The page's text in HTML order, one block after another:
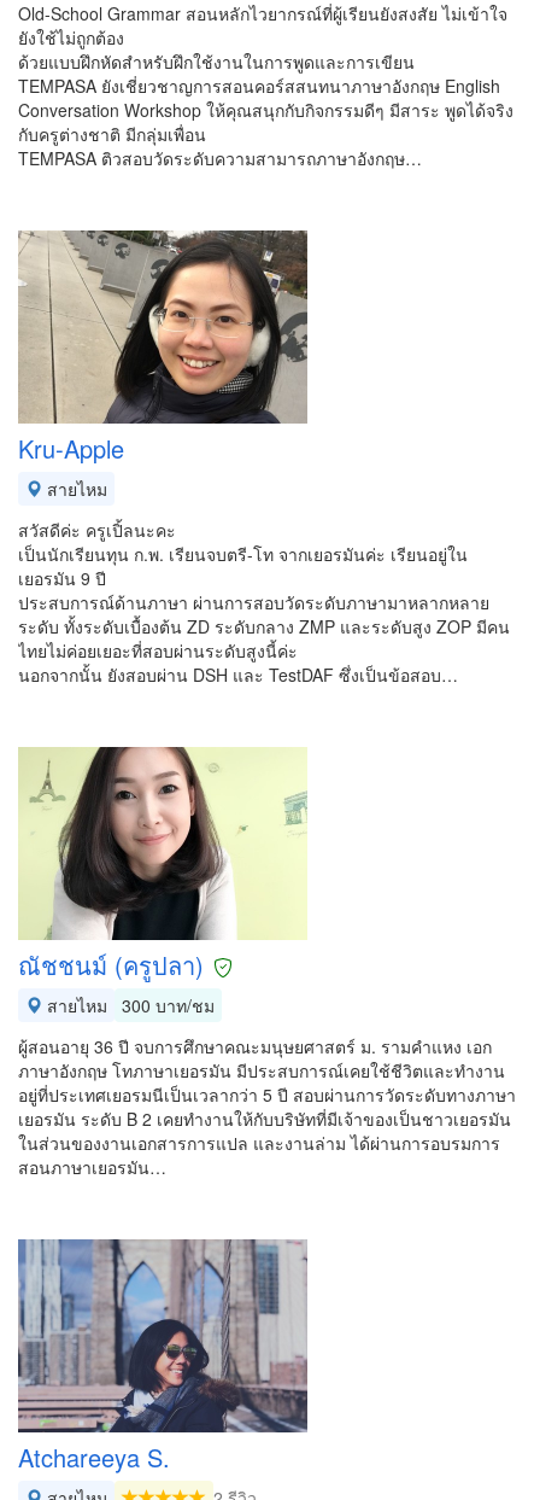
Old-School Grammar สอนหลักไวยากรณ์ที่ผู้เรียนยังสงสัย ไม่เข้าใจ
ยังใช้ไม่ถูกต้อง
ด้วยแบบฝึกหัดสำหรับฝึกใช้งานในการพูดและการเขียน
TEMPASA ยังเชี่ยวชาญการสอนคอร์สสนทนาภาษาอังกฤษ English
Conversation Workshop ให้คุณสนุกกับกิจกรรมดีๆ มีสาระ พูดได้จริง
กับครูต่างชาติ มีกลุ่มเพื่อน
TEMPASA ติวสอบวัดระดับความสามารถภาษาอังกฤษ…
Kru-Apple
สายไหม
สวัสดีค่ะ ครูเปิ้ลนะคะ
เป็นนักเรียนทุน ก.พ. เรียนจบตรี-โท จากเยอรมันค่ะ เรียนอยู่ใน
เยอรมัน 9 ปี
ประสบการณ์ด้านภาษา ผ่านการสอบวัดระดับภาษามาหลากหลาย
ระดับ ทั้งระดับเบื้องต้น ZD ระดับกลาง ZMP และระดับสูง ZOP มีคน
ไทยไม่ค่อยเยอะที่สอบผ่านระดับสูงนี้ค่ะ
นอกจากนั้น ยังสอบผ่าน DSH และ TestDAF ซึ่งเป็นข้อสอบ…
ณัชชนม์ (ครูปลา)
สายไหม
300 บาท/ชม
ผู้สอนอายุ 36 ปี จบการศึกษาคณะมนุษยศาสตร์ ม. รามคำแหง เอก
ภาษาอังกฤษ โทภาษาเยอรมัน มีประสบการณ์เคยใช้ชีวิตและทำงาน
อยู่ที่ประเทศเยอรมนีเป็นเวลากว่า 5 ปี สอบผ่านการวัดระดับทางภาษา
เยอรมัน ระดับ B 2 เคยทำงานให้กับบริษัทที่มีเจ้าของเป็นชาวเยอรมัน
ในส่วนของงานเอกสารการแปล และงานล่าม ได้ผ่านการอบรมการ
สอนภาษาเยอรมัน…
Atchareeya S.